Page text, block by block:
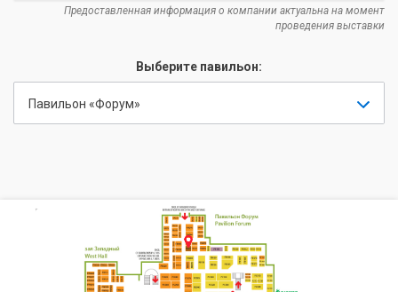
Предоставленная информация о компании актуальна на момент
проведения выставки
Выберите павильон:
Павильон «Форум»